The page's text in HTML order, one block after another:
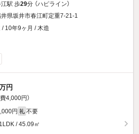
駅 歩29分 （ハピライン）
県坂井市春江町定重7-21-1
/ 10年9ヶ月 / 木造
円
費4,000円）
円 礼 不要
/ 45.09㎡